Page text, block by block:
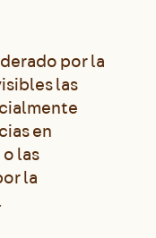
por la
las
en
las
la